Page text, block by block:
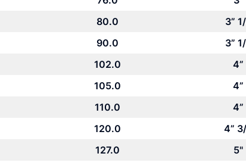
80.0 3”
90.0 3”
102.0 4”
105.0 4”
110.0 4”
120.0 4”
127.0 5"